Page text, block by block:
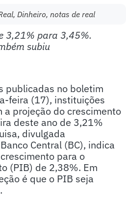
Dinheiro, notas de real
3,21% para 3,45%.
subiu
publicadas no boletim
feira (17), instituições
a projeção do crescimento
deste ano de 3,21%
divulgada
Central (BC), indica
para o
(PIB) de 2,38%. Em
é que o PIB seja